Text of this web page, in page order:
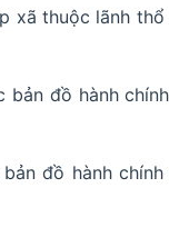
xã thuộc lãnh
đồ hành
đồ hành